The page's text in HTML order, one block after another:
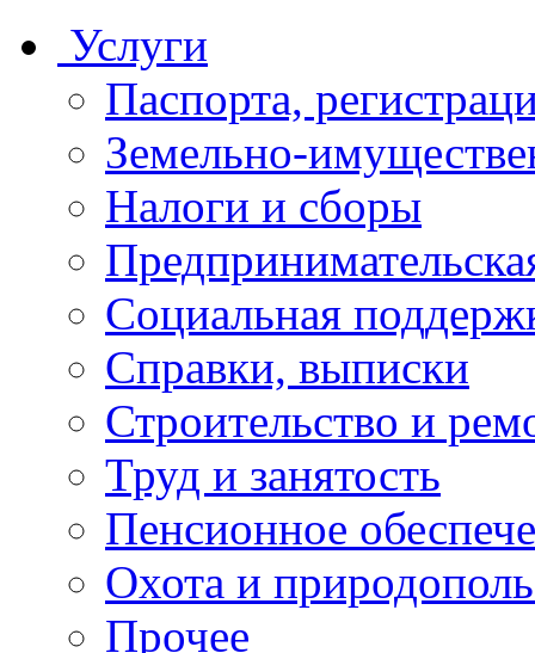
Услуги
Паспорта,
Земельно-
Налоги и сборы
Социальная
Справки, выписки
Строительство и
Труд и занятость
Пенсионное
Охота и
Прочее